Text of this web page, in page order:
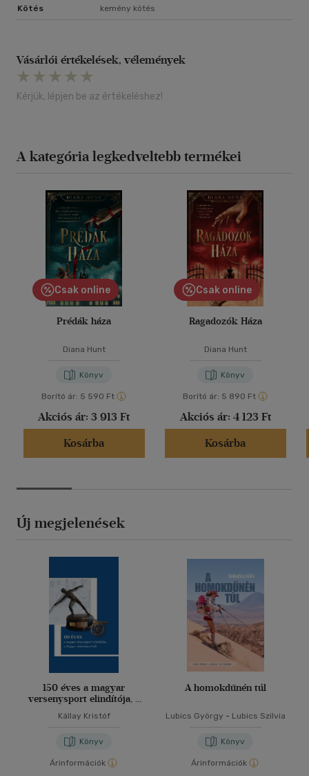
Kötés kemény kötés
Vásárlói értékelések, vélemények
Kérjük, lépjen be az értékeléshez!
A kategória legkedveltebb termékei
Csak online
Prédák háza
Diana Hunt
Könyv
Borító ár: 5 590 Ft
Akciós ár: 3 913 Ft
Kosárba
Csak online
Ragadozók Háza
Diana Hunt
Könyv
Borító ár: 5 890 Ft
Akciós ár: 4 123 Ft
Kosárba
Új megjelenések
150 éves a magyar
versenysport elindítója, a
Kállay Kristóf
Könyv
Árinformációk
A homokdűnén túl
Lubics György - Lubics Szilvia
Könyv
Árinformációk